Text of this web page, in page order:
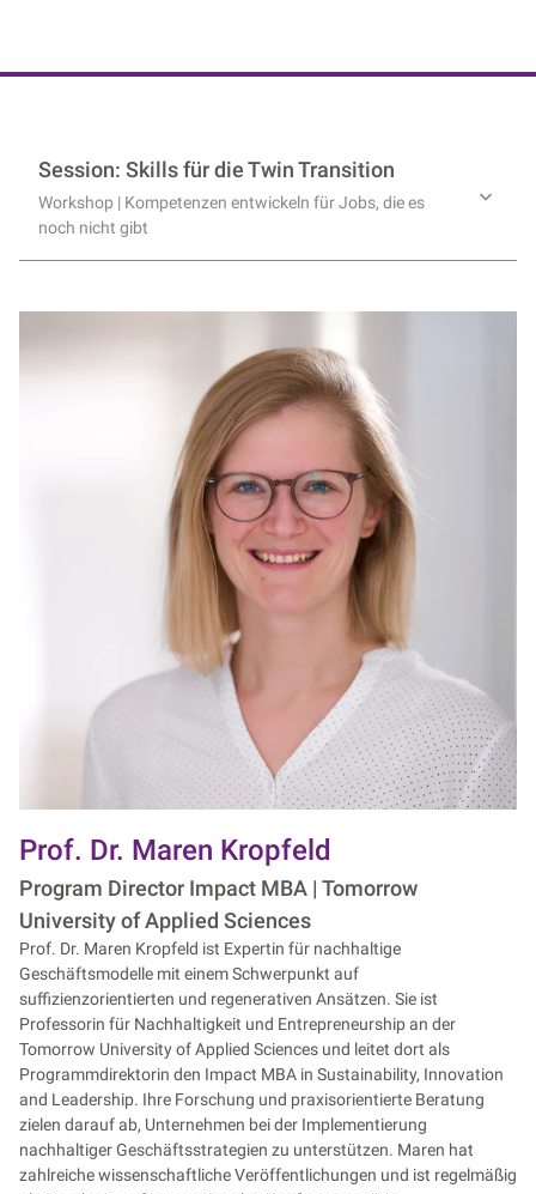
Session: Skills für die Twin Transition
Workshop | Kompetenzen entwickeln für Jobs, die es
noch nicht gibt
Prof. Dr. Maren Kropfeld
Program Director Impact MBA | Tomorrow
University of Applied Sciences
Prof. Dr. Maren Kropfeld ist Expertin für nachhaltige
Geschäftsmodelle mit einem Schwerpunkt auf
suffizienzorientierten und regenerativen Ansätzen. Sie ist
Professorin für Nachhaltigkeit und Entrepreneurship an der
Tomorrow University of Applied Sciences und leitet dort als
Programmdirektorin den Impact MBA in Sustainability, Innovation
and Leadership. Ihre Forschung und praxisorientierte Beratung
zielen darauf ab, Unternehmen bei der Implementierung
nachhaltiger Geschäftsstrategien zu unterstützen. Maren hat
zahlreiche wissenschaftliche Veröffentlichungen und ist regelmäßig